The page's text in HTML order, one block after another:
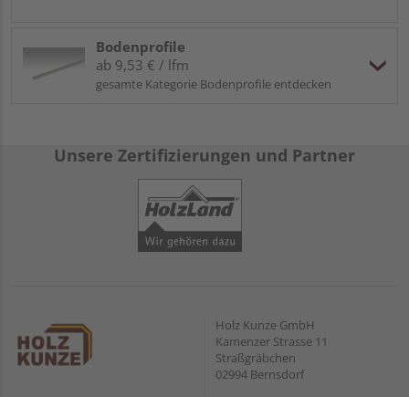
Bodenprofile
ab 9,53 € / lfm
gesamte Kategorie Bodenprofile entdecken
Unsere Zertifizierungen und Partner
Holz Kunze GmbH
Kamenzer Strasse 11
Straßgräbchen
02994 Bernsdorf